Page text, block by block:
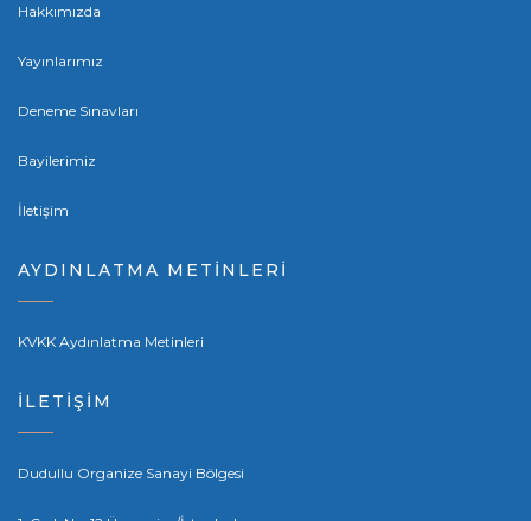
Hakkımızda
Yayınlarımız
Deneme Sınavları
Bayilerimiz
İletişim
AYDINLATMA METİNLERİ
KVKK Aydınlatma Metinleri
İLETİŞİM
Dudullu Organize Sanayi Bölgesi